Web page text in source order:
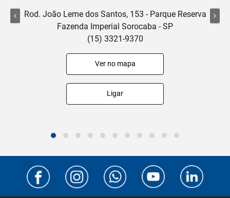
Rod. João Leme dos Santos, 153 - Parque Reserva
Fazenda Imperial Sorocaba - SP
(15) 3321-9370
Ver no mapa
Ligar